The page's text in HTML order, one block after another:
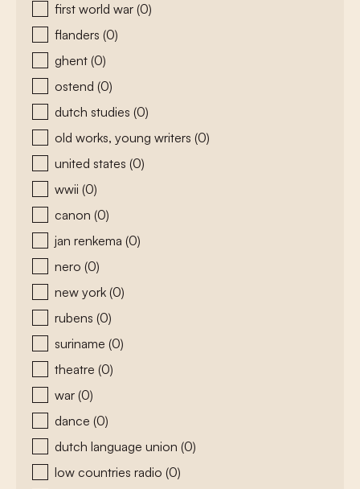
first world war (0)
flanders (0)
ghent (0)
ostend (0)
dutch studies (0)
old works, young writers (0)
united states (0)
wwii (0)
canon (0)
jan renkema (0)
nero (0)
new york (0)
rubens (0)
suriname (0)
theatre (0)
war (0)
dance (0)
dutch language union (0)
low countries radio (0)